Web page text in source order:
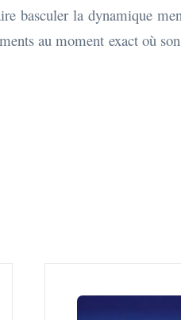
basculer la dynamique
au moment exact où